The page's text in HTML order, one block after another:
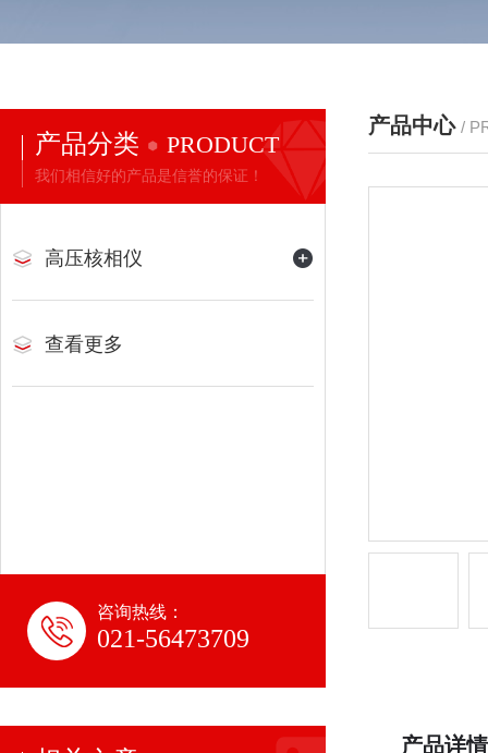
产品分类 PRODUCT
我们相信好的产品是信誉的保证！
高压核相仪
查看更多
咨询热线：
021-56473709
产品中心 /
产品详情